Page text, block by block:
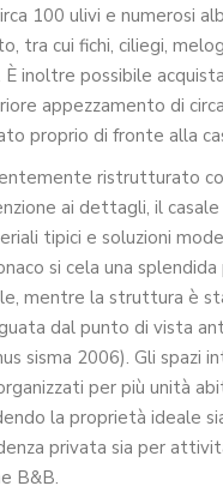
100 ulivi e numerosi
tra cui fichi, ciliegi,
È inoltre possibile
appezzamento di
proprio di fronte alla
ristrutturato
ai dettagli, il casale
tipici e soluzioni
si cela una
mentre la struttura è
dal punto di vista
sisma 2006). Gli spazi
per più unità
la proprietà ideale
privata sia per
B&B.